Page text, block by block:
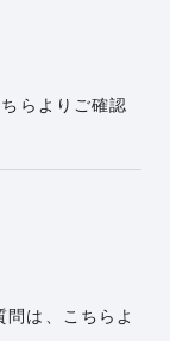
らよりご確認
は、こちらよ